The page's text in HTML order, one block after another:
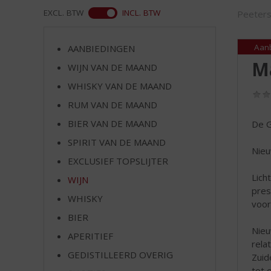
Peeters
De
EXCL. BTW INCL. BTW
AANBIEDINGEN
WIJN VAN DE MAAND
WHISKY VAN DE MAAND
RUM VAN DE MAAND
BIER VAN DE MAAND
SPIRIT VAN DE MAAND
EXCLUSIEF TOPSLIJTER
WIJN
WHISKY
BIER
APERITIEF
GEDISTILLEERD OVERIG